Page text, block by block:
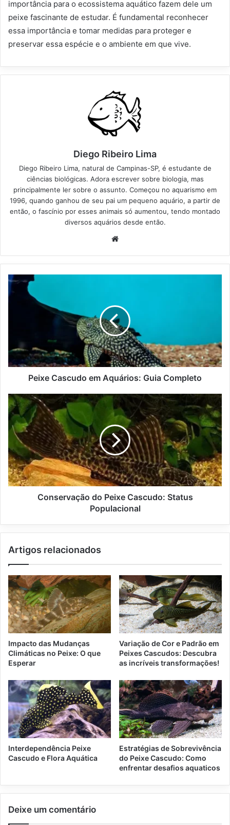
importância para o ecossistema aquático fazem dele um
peixe fascinante de estudar. É fundamental reconhecer
essa importância e tomar medidas para proteger e
preservar essa espécie e o ambiente em que vive.
Diego Ribeiro Lima
Diego Ribeiro Lima, natural de Campinas-SP, é estudante de
ciências biológicas. Adora escrever sobre biologia, mas
principalmente ler sobre o assunto. Começou no aquarismo em
1996, quando ganhou de seu pai um pequeno aquário, a partir de
então, o fascínio por esses animais só aumentou, tendo montado
diversos aquários desde então.
Website
Peixe Cascudo em Aquários: Guia Completo
Conservação do Peixe Cascudo: Status
Populacional
Artigos relacionados
Impacto das Mudanças
Climáticas no Peixe: O que
Esperar
Variação de Cor e Padrão em
Peixes Cascudos: Descubra
as incríveis transformações!
Interdependência Peixe
Cascudo e Flora Aquática
Estratégias de Sobrevivência
do Peixe Cascudo: Como
enfrentar desafios aquaticos
Deixe um comentário